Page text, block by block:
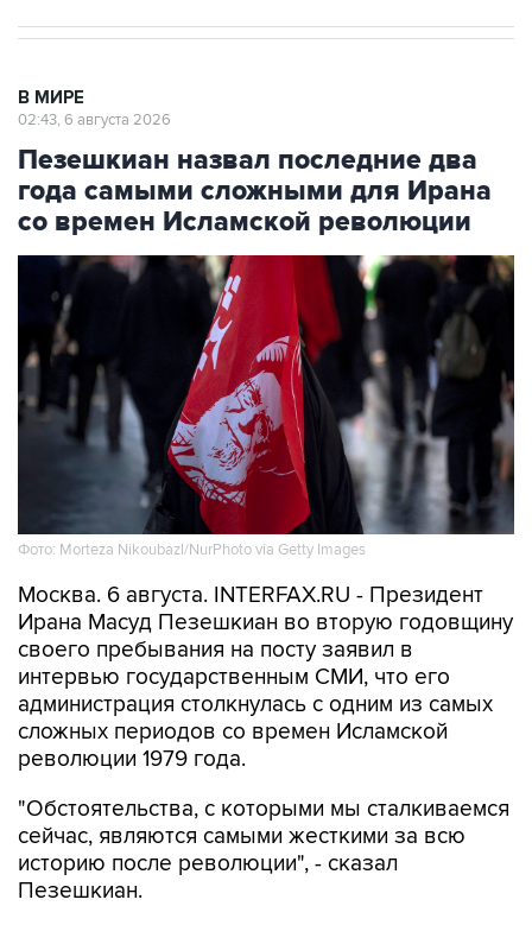
В МИРЕ
02:43, 6 августа 2026
Пезешкиан назвал последние два
года самыми сложными для Ирана
со времен Исламской революции
Фото: Morteza Nikoubazl/NurPhoto via Getty Images
Москва. 6 августа. INTERFAX.RU - Президент
Ирана Масуд Пезешкиан во вторую годовщину
своего пребывания на посту заявил в
интервью государственным СМИ, что его
администрация столкнулась с одним из самых
сложных периодов со времен Исламской
революции 1979 года.
"Обстоятельства, с которыми мы сталкиваемся
сейчас, являются самыми жесткими за всю
историю после революции", - сказал
Пезешкиан.